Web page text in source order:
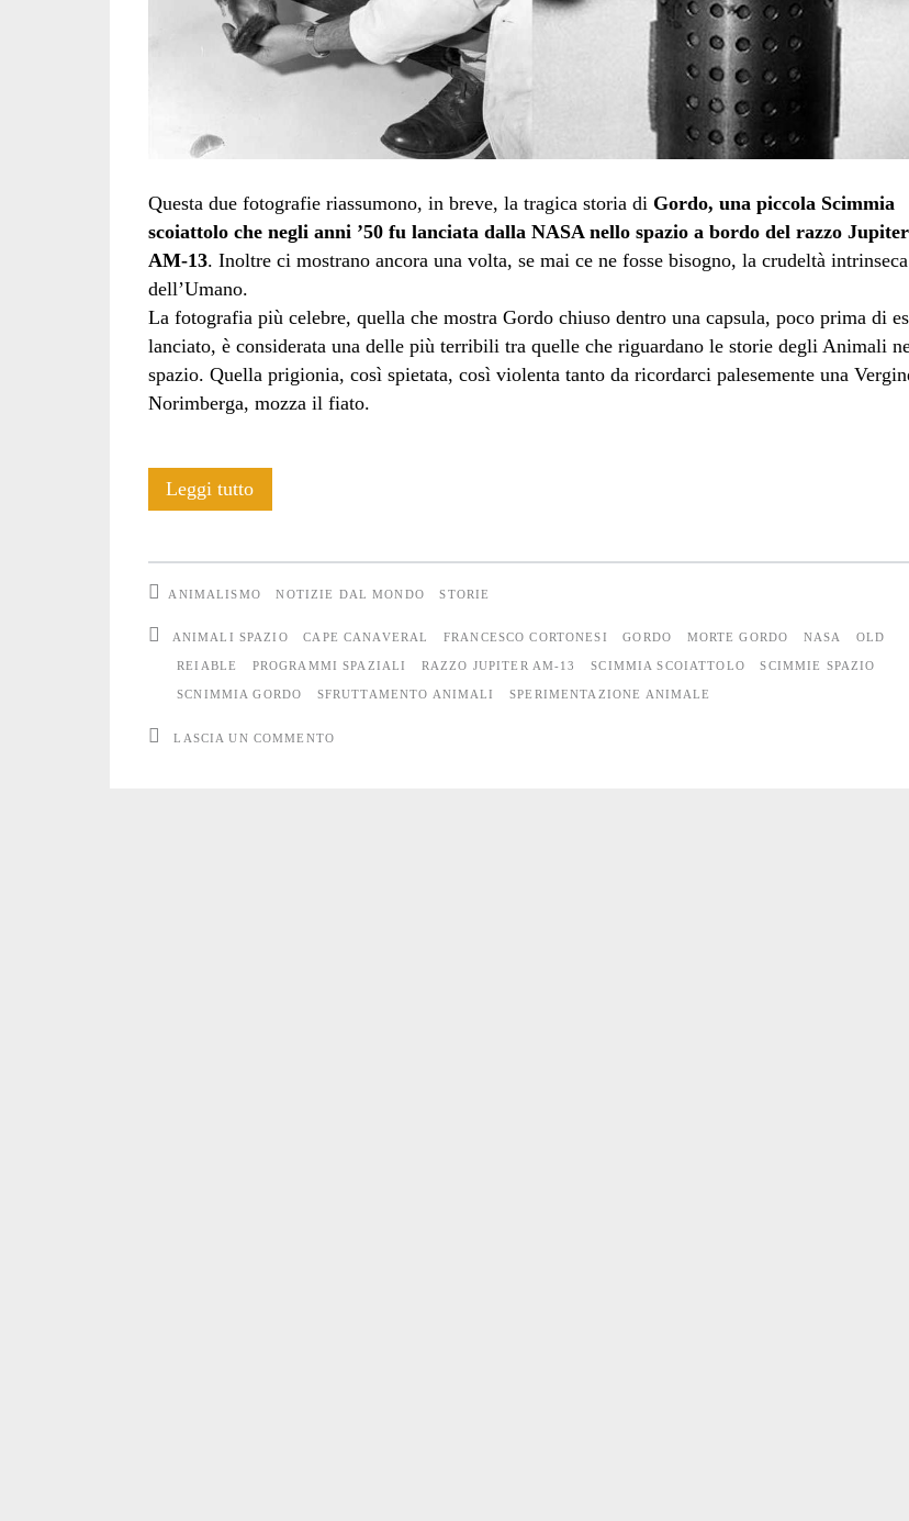
Questa due fotografie riassumono, in breve, la tragica storia di Gordo, una piccola Scimmia
scoiattolo che negli anni ’50 fu lanciata dalla NASA nello spazio a bordo del razzo Jupiter
AM-13. Inoltre ci mostrano ancora una volta, se mai ce ne fosse bisogno, la crudeltà intrinseca
dell’Umano.
La fotografia più celebre, quella che mostra Gordo chiuso dentro una capsula, poco prima di
lanciato, è considerata una delle più terribili tra quelle che riguardano le storie degli Animali
spazio. Quella prigionia, così spietata, così violenta tanto da ricordarci palesemente una
Norimberga, mozza il fiato.
Leggi tuttoLa
lanciato
nello
spazio
ANIMALISMO NOTIZIE DAL MONDO STORIE
ANIMALI SPAZIO CAPE CANAVERAL FRANCESCO CORTONESI GORDO MORTE GORDO NASA OLD
REIABLE PROGRAMMI SPAZIALI RAZZO JUPITER AM-13 SCIMMIA SCOIATTOLO SCIMMIE SPAZIO
SCNIMMIA GORDO SFRUTTAMENTO ANIMALI SPERIMENTAZIONE ANIMALE
LASCIA UN COMMENTO